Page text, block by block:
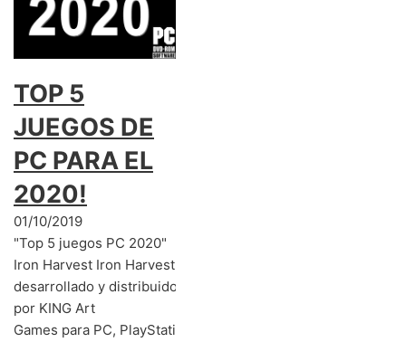
TOP 5
JUEGOS DE
PC PARA EL
2020!
01/10/2019
"Top 5 juegos PC 2020"
Iron Harvest Iron Harvest,
desarrollado y distribuido
por KING Art
Games para PC, PlayStation